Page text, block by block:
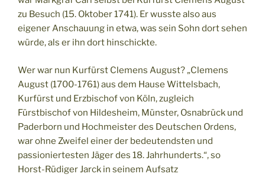
zu Besuch (15. Oktober 1741). Er wusste also aus
eigener Anschauung in etwa, was sein Sohn dort sehen
würde, als er ihn dort hinschickte.
Wer war nun Kurfürst Clemens August? „Clemens
August (1700-1761) aus dem Hause Wittelsbach,
Kurfürst und Erzbischof von Köln, zugleich
Fürstbischof von Hildesheim, Münster, Osnabrück und
Paderborn und Hochmeister des Deutschen Ordens,
war ohne Zweifel einer der bedeutendsten und
passioniertesten Jäger des 18. Jahrhunderts.“, so
Horst-Rüdiger Jarck in seinem Aufsatz